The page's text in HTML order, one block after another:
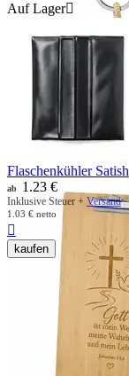
Auf Lager
Flaschenkühler Satish
ab 1.23 €
Inklusive Steuer + Versand
1.03 € netto

kaufen